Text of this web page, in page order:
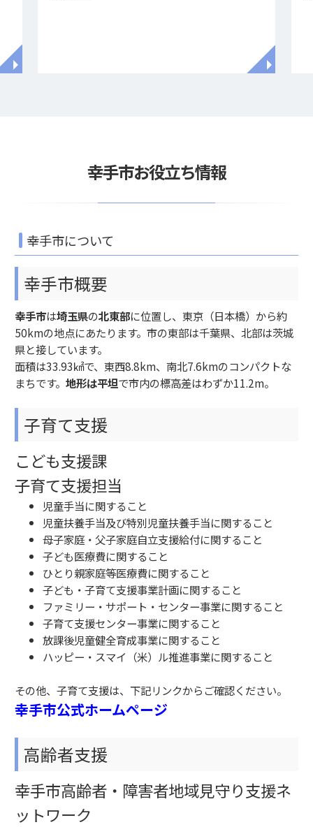
◥ ◥
幸手市お役立ち情報
幸手市について
幸手市概要
幸手市は埼玉県の北東部に位置し、東京（日本橋）から約
50kmの地点にあたります。市の東部は千葉県、北部は茨城
県と接しています。
面積は33.93㎢で、東西8.8km、南北7.6kmのコンパクトな
まちです。 地形は平坦で市内の標高差はわずか11.2m。
子育て支援
こども支援課
子育て支援担当
児童手当に関すること
児童扶養手当及び特別児童扶養手当に関すること
母子家庭・父子家庭自立支援給付に関すること
子ども医療費に関すること
ひとり親家庭等医療費に関すること
子ども・子育て支援事業計画に関すること
ファミリー・サポート・センター事業に関すること
子育て支援センター事業に関すること
放課後児童健全育成事業に関すること
ハッピー・スマイ（米）ル推進事業に関すること
その他、子育て支援は、下記リンクからご確認ください。
幸手市公式ホームページ
高齢者支援
幸手市高齢者・障害者地域見守り支援ネ
ットワーク